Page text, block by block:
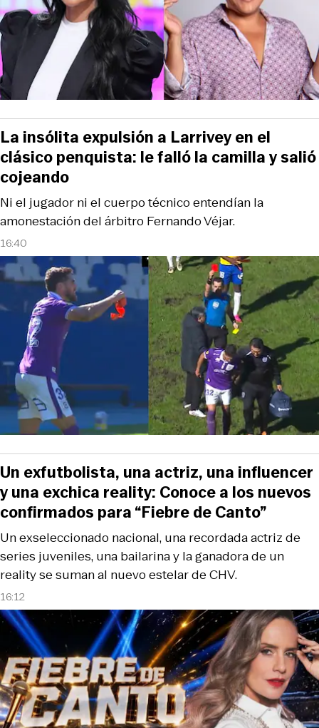
16:40
Ni el jugador ni el cuerpo técnico entendían la
amonestación del árbitro Fernando Véjar.
La insólita expulsión a Larrivey en el
clásico penquista: le falló la camilla y salió
cojeando
16:12
Un exseleccionado nacional, una recordada actriz de
series juveniles, una bailarina y la ganadora de un
reality se suman al nuevo estelar de CHV.
Un exfutbolista, una actriz, una influencer
y una exchica reality: Conoce a los nuevos
confirmados para “Fiebre de Canto”